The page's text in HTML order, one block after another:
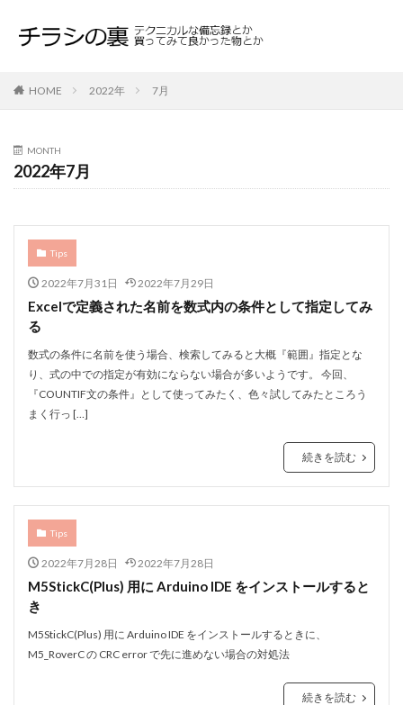
HOME 2022年 7月
MONTH
2022年7月
Tips
2022年7月31日 2022年7月29日
Excelで定義された名前を数式内の条件として指定してみ
る
数式の条件に名前を使う場合、検索してみると大概『範囲』指定とな
り、式の中での指定が有効にならない場合が多いようです。 今回、
『COUNTIF文の条件』として使ってみたく、色々試してみたところう
まく行っ […]
続きを読む
Tips
2022年7月28日 2022年7月28日
M5StickC(Plus) 用に Arduino IDE をインストールすると
き
M5StickC(Plus) 用に Arduino IDE をインストールするときに、
M5_RoverC の CRC error で先に進めない場合の対処法
続きを読む